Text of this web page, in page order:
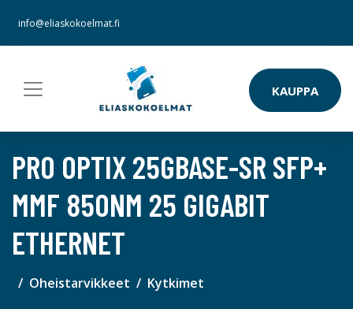
info@eliaskokoelmat.fi
KAUPPA
PRO OPTIX 25GBASE-SR SFP+
MMF 850NM 25 GIGABIT
ETHERNET
Oheistarvikkeet Kytkimet